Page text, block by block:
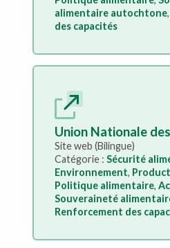
alimentaire autochtone,
des capacités
Union Nationale
Site web (Bilingue)
Catégorie :Sécurité
Environnement,
Politique alimentaire,
Souveraineté
Renforcement des